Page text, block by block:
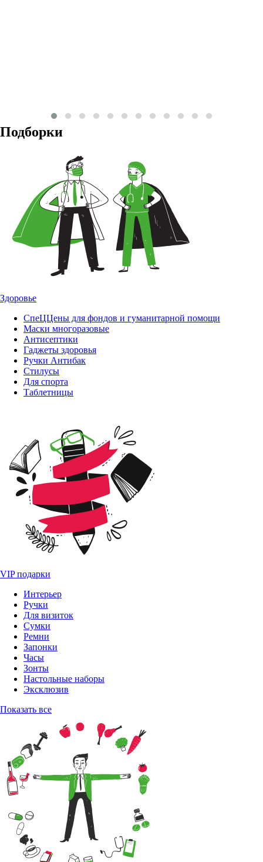
Подборки
Здоровье
СпеЦЦены для фондов и гуманитарной помощи
Маски многоразовые
Антисептики
Гаджеты здоровья
Ручки Антибак
Стилусы
Для спорта
Таблетницы
VIP подарки
Интерьер
Ручки
Для визиток
Сумки
Ремни
Запонки
Часы
Зонты
Настольные наборы
Эксклюзив
Показать все